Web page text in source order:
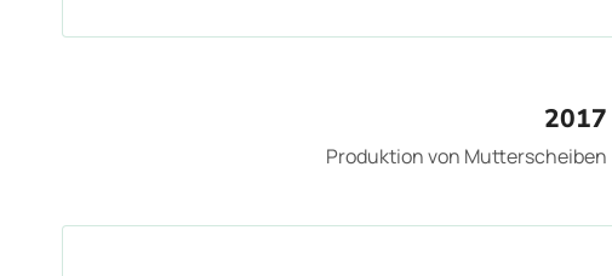
2017
Produktion von Mutterscheiben